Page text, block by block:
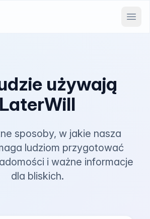
używają
LaterWill
sposoby, w jakie nasza
ludziom przygotować
i ważne informacje
dla bliskich.